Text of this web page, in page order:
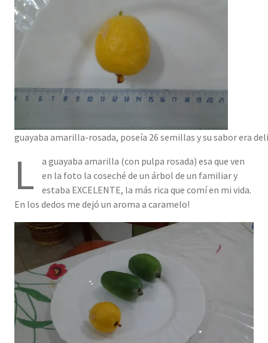
guayaba amarilla-rosada, poseía 26 semillas y su sabor era
L
a guayaba amarilla (con pulpa rosada) esa que ven
en la foto la coseché de un árbol de un familiar y
estaba EXCELENTE, la más rica que comí en mi vida.
En los dedos me dejó un aroma a caramelo!